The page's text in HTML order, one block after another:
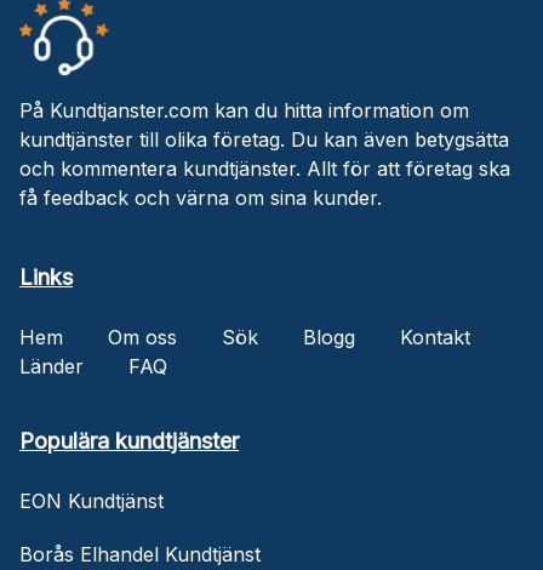
På Kundtjanster.com kan du hitta information om
kundtjänster till olika företag. Du kan även betygsätta
och kommentera kundtjänster. Allt för att företag ska
få feedback och värna om sina kunder.
Links
Hem Om oss Sök Blogg
Kontakt
Länder
FAQ
Populära kundtjänster
EON Kundtjänst
Borås Elhandel Kundtjänst